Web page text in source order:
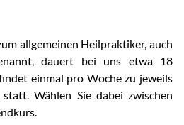
allgemeinen Heilpraktiker, auch
dauert bei uns etwa 18
einmal pro Woche zu jeweils
Wählen Sie dabei zwischen